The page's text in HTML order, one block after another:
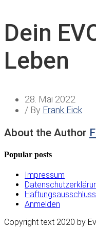
Dein
Leben
28. Mai 2022
/ By Frank Eick
About the Author
Popular posts
Impressum
Haftungsausschluss
Anmelden
Copyright text 2020 by